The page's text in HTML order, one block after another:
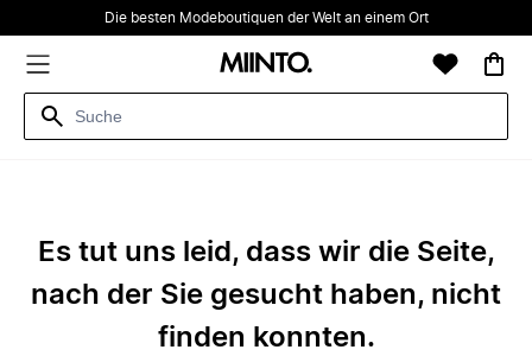
Die besten Modeboutiquen der Welt an einem Ort
Es tut uns leid, dass wir die Seite,
nach der Sie gesucht haben, nicht
finden konnten.